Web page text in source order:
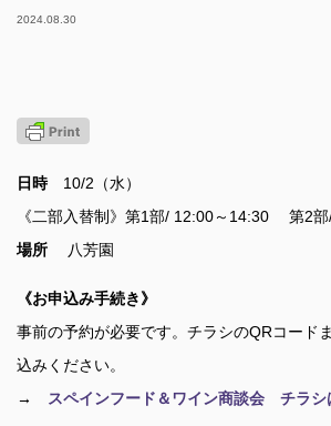
2024.08.30
日時 10/2（水）
《二部入替制》第1部/ 12:00～14:30 第2
場所
八芳園
《お申込み手続き》
事前の予約が必要です。 チラシのQRコード
込みください。
→
スペインフード＆ワイン商談会 チラシ